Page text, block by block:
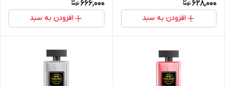
628,000
افزودن به سبد
666,000
افزودن به سبد